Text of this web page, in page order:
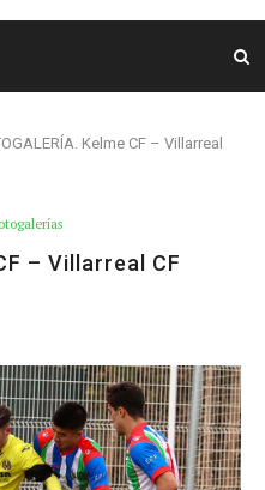
Kelme CF – Villarreal
– Villarreal CF